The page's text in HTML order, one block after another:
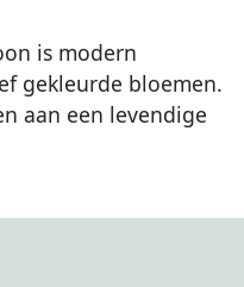
is modern
gekleurde bloemen.
aan een levendige